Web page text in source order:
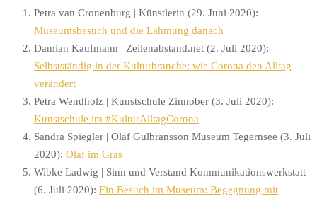
Petra van Cronenburg | Künstlerin (29. Juni 2020):
Museumsbesuch und die Lähmung danach
Damian Kaufmann | Zeilenabstand.net (2. Juli 2020):
Selbstständig in der Kulturbranche: wie Corona den Alltag
verändert
Petra Wendholz | Kunstschule Zinnober (3. Juli 2020):
Kunstschule im #KulturAlltagCorona
Sandra Spiegler | Olaf Gulbransson Museum Tegernsee (3. Juli
2020): Olaf im Gras
Wibke Ladwig | Sinn und Verstand Kommunikationswerkstatt
(6. Juli 2020): Ein Besuch im Museum: Begegnung mit